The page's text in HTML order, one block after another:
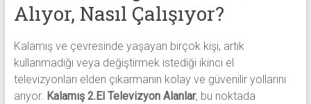
alanlar
adresten
yapıyor
Alıyor, Nasıl Çalışıyor?
Kalamış ve çevresinde yaşayan birçok kişi, artık
kullanmadığı veya değiştirmek istediği ikinci el
televizyonları elden çıkarmanın kolay ve güvenilir yollarını
arıyor. Kalamış 2.El Televizyon Alanlar, bu noktada